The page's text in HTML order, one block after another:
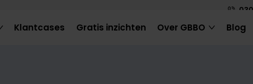
Klantcases Gratis inzichten Over GBBO Blog